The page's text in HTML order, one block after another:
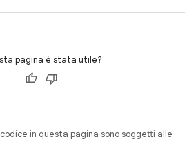
pagina è stata utile?
in questa pagina sono soggetti alle